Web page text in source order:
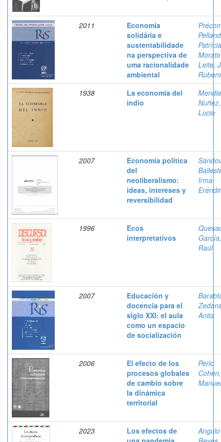
2011
Economia
solidária e
sustentabilidade
na perspectiva de
uma racionalidade
ambiental
Patrícia
Morato
Leite,
1938
La economía del
indio
Nuñez,
Lucio
2007
Economía política
del
neoliberalismo:
ideas, intereses y
reversibilidad
Irma
1996
Ecos
interpretativos
García,
Raúl
2007
Educación y
docencia para el
siglo XXI: el aula
como un espacio
de socialización
Anita
2006
El efecto de los
procesos globales
de cambio sobre
la dinámica
territorial
Perlo
Cohen,
Manuel
2023
Los efectos de
Angulo